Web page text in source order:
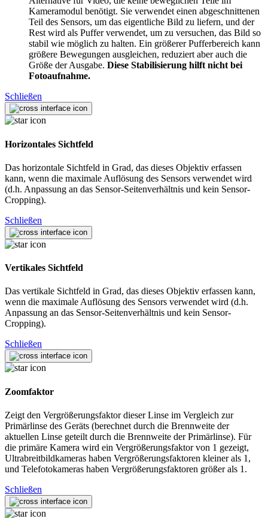
Kameramodul benötigt. Sie verwendet einen abgeschnittenen
Teil des Sensors, um das eigentliche Bild zu liefern, und der
Rest wird als Puffer verwendet, um zu versuchen, das Bild so
stabil wie möglich zu halten. Ein größerer Pufferbereich kann
größere Bewegungen ausgleichen, reduziert aber auch die
Größe der Ausgabe. Diese Stabilisierung hilft nicht bei
Fotoaufnahme.
Schließen
Horizontales Sichtfeld
Das horizontale Sichtfeld in Grad, das dieses Objektiv erfassen
kann, wenn die maximale Auflösung des Sensors verwendet wird
(d.h. Anpassung an das Sensor-Seitenverhältnis und kein Sensor-
Cropping).
Schließen
Vertikales Sichtfeld
Das vertikale Sichtfeld in Grad, das dieses Objektiv erfassen kann,
wenn die maximale Auflösung des Sensors verwendet wird (d.h.
Anpassung an das Sensor-Seitenverhältnis und kein Sensor-
Cropping).
Schließen
Zoomfaktor
Zeigt den Vergrößerungsfaktor dieser Linse im Vergleich zur
Primärlinse des Geräts (berechnet durch die Brennweite der
aktuellen Linse geteilt durch die Brennweite der Primärlinse). Für
die primäre Kamera wird ein Vergrößerungsfaktor von 1 gezeigt,
Ultrabreitbildkameras haben Vergrößerungsfaktoren kleiner als 1,
und Telefotokameras haben Vergrößerungsfaktoren größer als 1.
Schließen